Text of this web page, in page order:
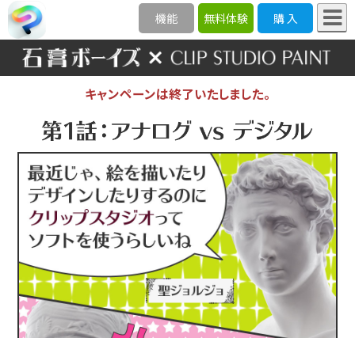
機能 無料体験 購 入
キャンペーンは終了いたしました。